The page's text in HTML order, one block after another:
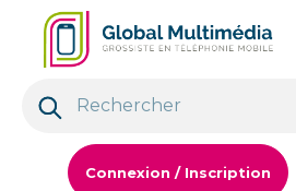
Connexion / Inscription